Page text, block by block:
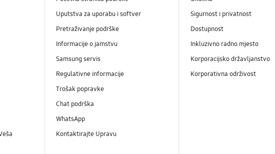
Uputstva za uporabu i softver
Pretraživanje podrške
Informacije o jamstvu
Samsung servis
Regulativne informacije
Trošak popravke
Chat podrška
WhatsApp
Kontaktirajte Upravu
Sigurnost i privatnost
Dostupnost
Inkluzivno radno mjesto
Korporacijsko državljanstvo
Korporativna održivost